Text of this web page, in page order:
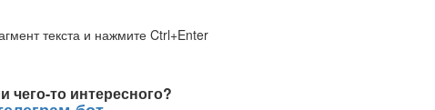
чего-то интересного?
текста и нажмите Ctrl+Enter